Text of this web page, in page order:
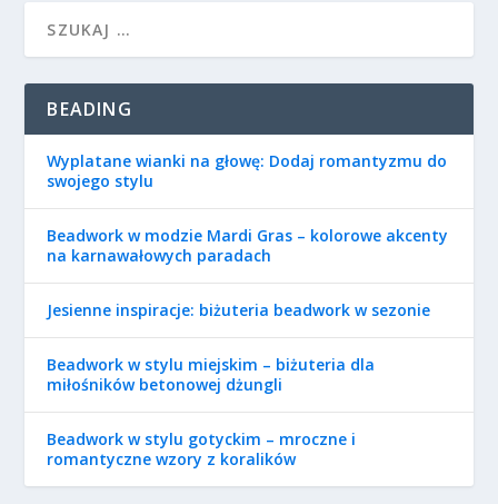
BEADING
Wyplatane wianki na głowę: Dodaj romantyzmu do
swojego stylu
Beadwork w modzie Mardi Gras – kolorowe akcenty
na karnawałowych paradach
Jesienne inspiracje: biżuteria beadwork w sezonie
Beadwork w stylu miejskim – biżuteria dla
miłośników betonowej dżungli
Beadwork w stylu gotyckim – mroczne i
romantyczne wzory z koralików